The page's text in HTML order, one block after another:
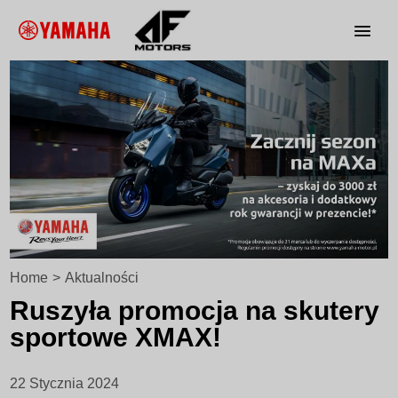
Home > Aktualności
Ruszyła promocja na skutery
sportowe XMAX!
22 Stycznia 2024